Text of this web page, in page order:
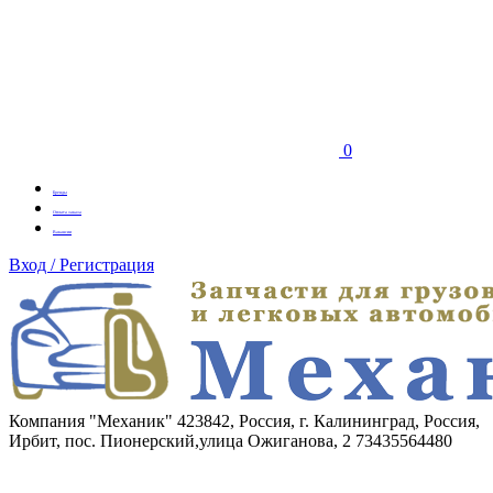
0
Бренды
Оплата заказа
Вакансии
Вход / Регистрация
Компания "Механик" 423842, Россия, г. Калининград, Россия,
Ирбит, пос. Пионерский,улица Ожиганова, 2 73435564480